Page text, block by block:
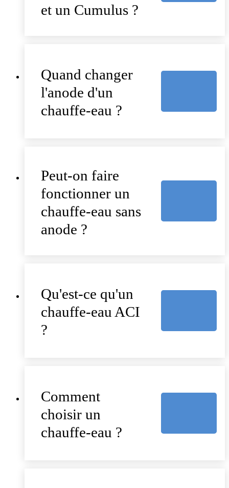
et un Cumulus ?
Quand changer
l'anode d'un
chauffe-eau ?
Peut-on faire
fonctionner un
chauffe-eau sans
anode ?
Qu'est-ce qu'un
chauffe-eau ACI
?
Comment
choisir un
chauffe-eau ?